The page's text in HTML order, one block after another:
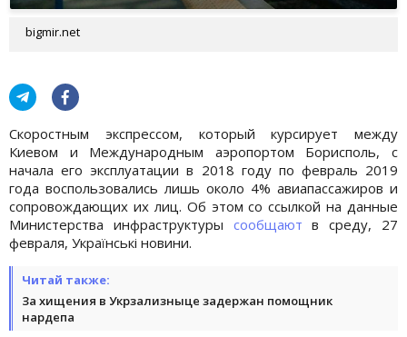
bigmir.net
Скоростным экспрессом, который курсирует между
Киевом и Международным аэропортом Борисполь, с
начала его эксплуатации в 2018 году по февраль 2019
года воспользовались лишь около 4% авиапассажиров и
сопровождающих их лиц. Об этом со ссылкой на данные
Министерства инфраструктуры сообщают в среду, 27
февраля, Українські новини.
Читай также:
За хищения в Укрзализныце задержан помощник
нардепа